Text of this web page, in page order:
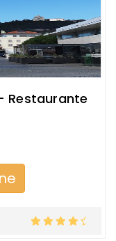
Restaurante